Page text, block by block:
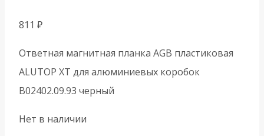
811 ₽
Ответная магнитная планка AGB пластиковая
ALUTOP XT для алюминиевых коробок
B02402.09.93 черный
Нет в наличии